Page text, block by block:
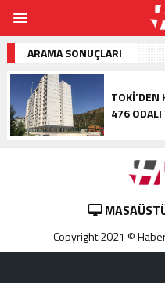
ARAMA SONUÇLARI
TOKİ’DEN
476 ODALI
Copyright 2021 ©